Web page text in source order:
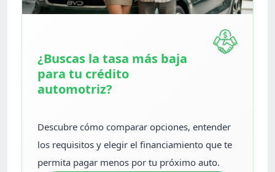
¿Buscas la tasa más baja
para tu crédito
automotriz?
Descubre cómo comparar opciones, entender
los requisitos y elegir el financiamiento que te
permita pagar menos por tu próximo auto.